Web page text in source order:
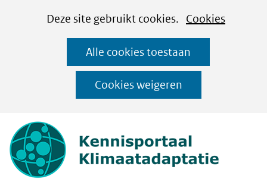
CookiesDeze site gebruikt cookies. Cookies
op
deze
website
Alle cookies toestaan
Cookies weigeren
Ga
naar
de
inhoud